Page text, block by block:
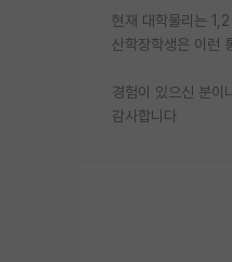
현재 대학물리는
산학장학생은 이런
경험이 있으신 분이
감사합니다